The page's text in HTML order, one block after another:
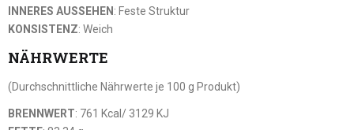
INNERES AUSSEHEN : Feste Struktur
KONSISTENZ: Weich
NÄHRWERTE
(Durchschnittliche Nährwerte je 100 g Produkt)
BRENNWERT: 761 Kcal/ 3129 KJ